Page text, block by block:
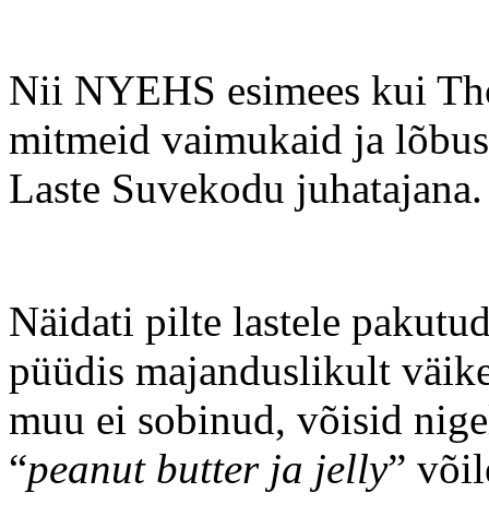
Nii NYEHS esimees kui
mitmeid vaimukaid ja
Laste Suvekodu juhatajana.
Näidati pilte lastele
püüdis majanduslikult
muu ei sobinud, võisid
“peanut butter ja jelly”